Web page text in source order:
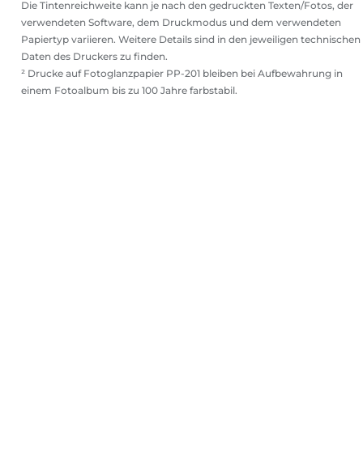
Die Tintenreichweite kann je nach den gedruckten Texten/Fotos, der
verwendeten Software, dem Druckmodus und dem verwendeten
Papiertyp variieren. Weitere Details sind in den jeweiligen technischen
Daten des Druckers zu finden.
² Drucke auf Fotoglanzpapier PP-201 bleiben bei Aufbewahrung in
einem Fotoalbum bis zu 100 Jahre farbstabil.